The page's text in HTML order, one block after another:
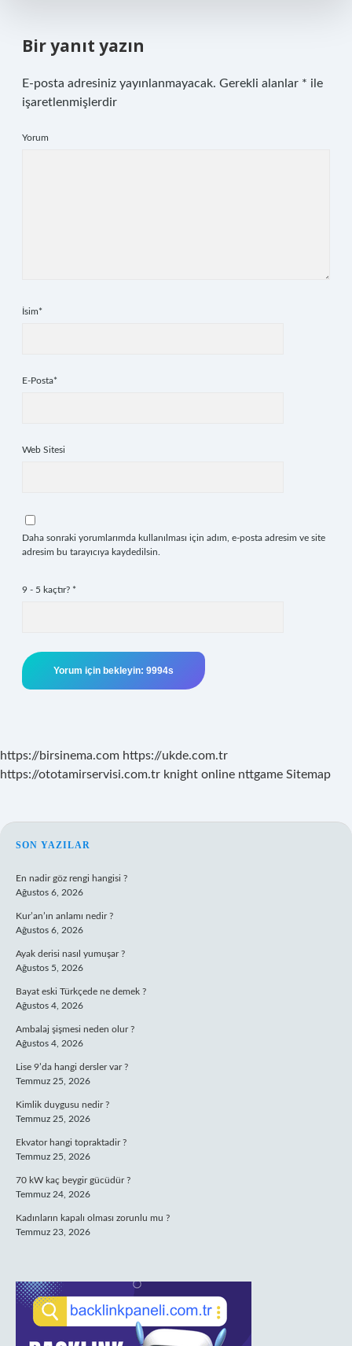
Bir yanıt yazın
E-posta adresiniz yayınlanmayacak. Gerekli alanlar * ile
işaretlenmişlerdir
Yorum
İsim*
E-Posta*
Web Sitesi
Daha sonraki yorumlarımda kullanılması için adım, e-posta adresim ve site
adresim bu tarayıcıya kaydedilsin.
9 - 5 kaçtır? *
https://birsinema.com https://ukde.com.tr
https://ototamirservisi.com.tr knight online nttgame Sitemap
SIDEBAR
SON YAZILAR
En nadir göz rengi hangisi ?
Ağustos 6, 2026
Kur’an’ın anlamı nedir ?
Ağustos 6, 2026
Ayak derisi nasıl yumuşar ?
Ağustos 5, 2026
Bayat eski Türkçede ne demek ?
Ağustos 4, 2026
Ambalaj şişmesi neden olur ?
Ağustos 4, 2026
Lise 9’da hangi dersler var ?
Temmuz 25, 2026
Kimlik duygusu nedir ?
Temmuz 25, 2026
Ekvator hangi topraktadir ?
Temmuz 25, 2026
70 kW kaç beygir gücüdür ?
Temmuz 24, 2026
Kadınların kapalı olması zorunlu mu ?
Temmuz 23, 2026